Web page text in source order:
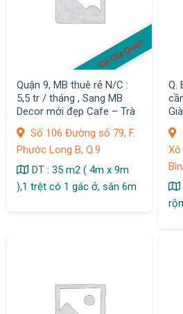
Có Clip Quán
Quận 9, MB thuê rẻ N/C :
5,5 tr / tháng , Sang MB
Decor mới đẹp Cafe – Trà
Số 106 Đường số 79, F.
Phước Long B, Q.9
DT : 35 m2 ( 4m x 9m
),1 trệt có 1 gác ở, sân 6m
Q.
Xô